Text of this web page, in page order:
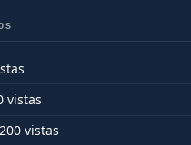
vistas
200 vistas